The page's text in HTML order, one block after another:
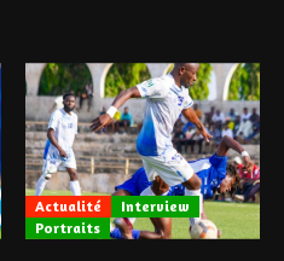
Actualité
Interview
Portraits